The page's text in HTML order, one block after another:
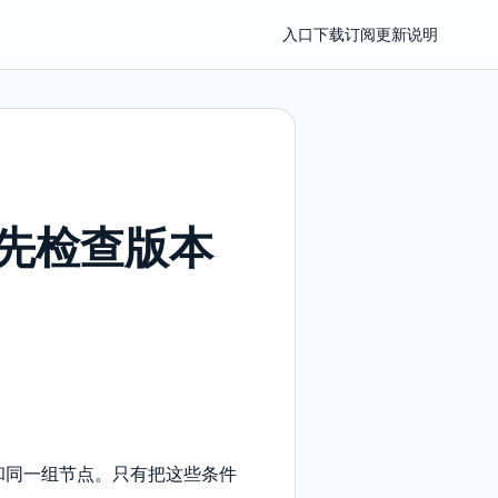
入口下载订阅更新说明
检查版本
一组节点。只有把这些条件